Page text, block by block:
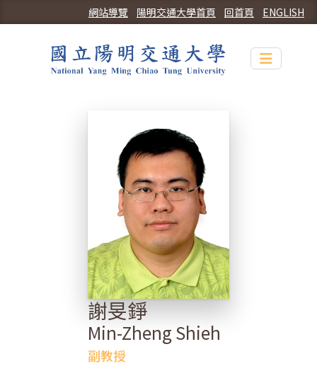
ENGLISH
回首頁
陽明交通大學首頁
網站導覽
Toggle
謝旻錚
Min-Zheng Shieh
副教授